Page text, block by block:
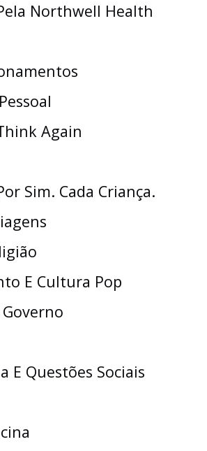
Northwell Health
Again
Sim. Cada Criança.
E Cultura Pop
E Questões Sociais